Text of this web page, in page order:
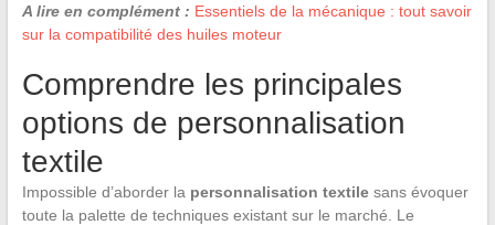
A lire en complément : Essentiels de la mécanique : tout savoir
sur la compatibilité des huiles moteur
Comprendre les principales
options de personnalisation
textile
Impossible d’aborder la personnalisation textilesans évoquer
toute la palette de techniques existant sur le marché. Le